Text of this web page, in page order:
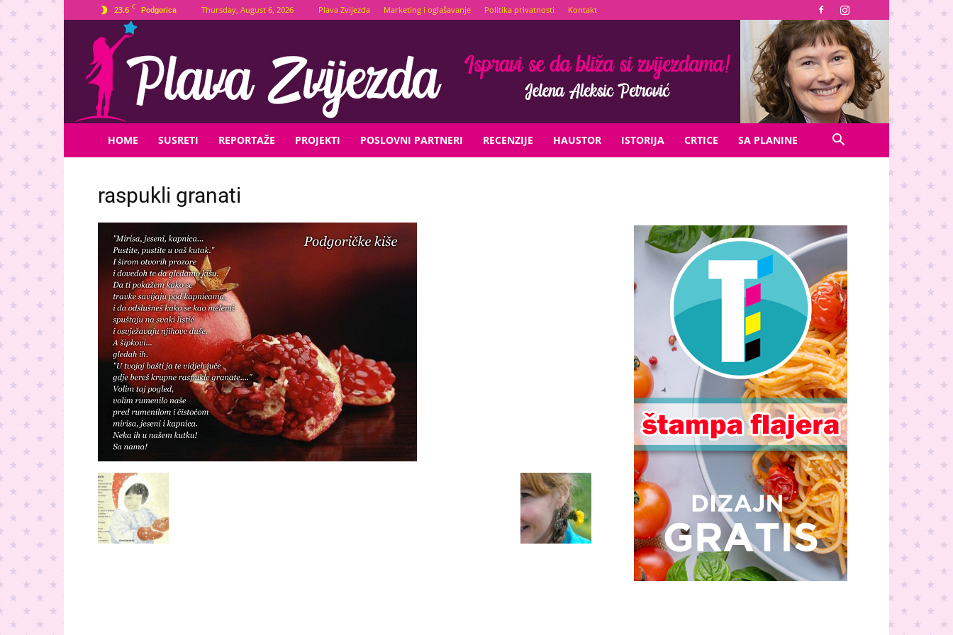
23.6 C Podgorica Thursday, August 6, 2026 Plava Zvijezda Marketing i oglašavanje Politika privatnosti Kontakt
Zvijezda
HOME SUSRETI REPORTAŽE PROJEKTI POSLOVNI PARTNERI RECENZIJE HAUSTOR ISTORIJA CRTICE SA PLANINE
raspukli granati